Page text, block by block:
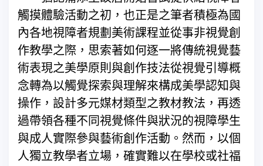
觸摸體驗活動之初，也正是之筆者積極為國
內各地視障者規劃美術課程並從事非視覺創
作教學之際，思索著如何逐一將傳統視覺藝
術表現之美學原則與創作技法從視覺引導概
念轉為以觸覺探索與理解來構成美學認知與
操作，設計多元媒材類型之教材教法，再透
過帶領各種不同視覺條件與狀況的視障學生
與成人實際參與藝術創作活動。然而，以個
人獨立教學者立場，確實難以在學校或社福